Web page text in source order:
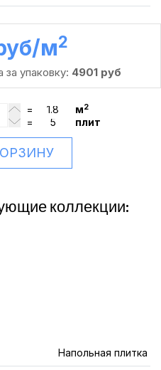
/м2
за упаковку: 4901 руб
= м2
= плит
коллекции:
Напольная плитка